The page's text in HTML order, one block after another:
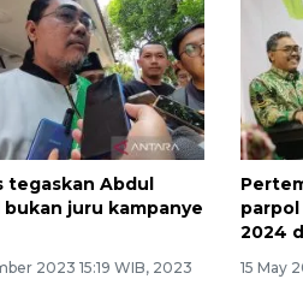
tegaskan Abdul
bukan juru kampanye
2023 15:19 WIB, 2023
2024
15 May